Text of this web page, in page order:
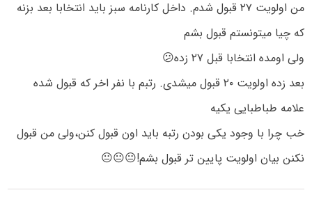
من اولویت ۲۷ قبول شدم. داخل کارنامه سبز باید انتخابا بعد بزنه
که چیا میتونستم قبول بشم
ولی اومده انتخابا قبل ۲۷ زده😕
بعد زده اولویت ۲۰ قبول میشدی. رتبم با نفر اخر که قبول شده
علامه طباطبایی یکیه
خب چرا با وجود یکی بودن رتبه باید اون قبول کنن،ولی من قبول
نکنن بیان اولویت پایین تر قبول بشم!😐😐😐